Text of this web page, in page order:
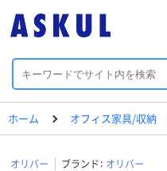
ホーム オフィス家具/収納
オリバー ブランド： オリバー